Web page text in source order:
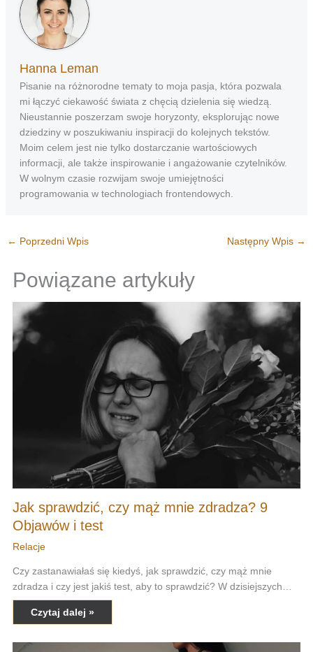
Hanna Leman
Pisanie na różnorodne tematy to moja pasja, która pozwala
mi łączyć ciekawość świata z chęcią dzielenia się wiedzą.
Nieustannie poszerzam swoje horyzonty, eksplorując nowe
dziedziny w poszukiwaniu inspiracji do kolejnych tekstów.
Moim celem jest nie tylko dostarczanie wartościowych
informacji, ale także inspirowanie i angażowanie czytelników.
W wolnym czasie rozwijam swoje umiejętności
programowania w technologiach frontendowych.
← Poprzedni Wpis Następny Wpis →
Powiązane artykuły
Jak sprawdzić, czy mąż mnie zdradza? 9
Objawów i test
Relacje
Czy zastanawiałaś się kiedyś, jak sprawdzić, czy mąż mnie
zdradza i czy jest jakiś test, aby to sprawdzić? W dzisiejszych…
Czytaj dalej »